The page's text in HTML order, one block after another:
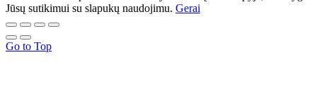
Jūsų sutikimui su slapukų naudojimu. Gerai
Go to Top